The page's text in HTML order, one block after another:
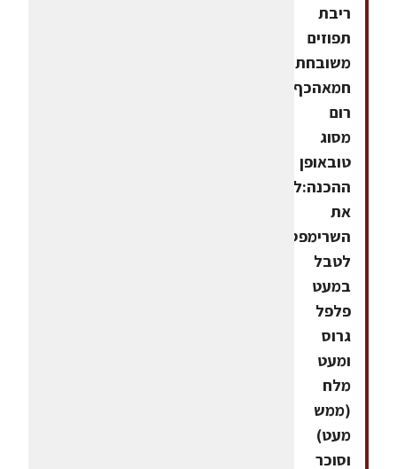
ריבת
תפוזים
משובחתכף
חמאהכף
רום
מסוג
טובאופן
ההכנה:לשטוף
את
השרימפס,
לטבל
במעט
פלפל
גרוס
ומעט
מלח
(ממש
מעט)
וסוכר